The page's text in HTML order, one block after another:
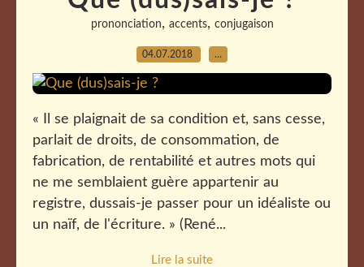
prononciation, accents, conjugaison
04.07.2018 …
« Il se plaignait de sa condition et, sans cesse,
parlait de droits, de consommation, de
fabrication, de rentabilité et autres mots qui
ne me semblaient guère appartenir au
registre, dussais-je passer pour un idéaliste ou
un naïf, de l'écriture. » (René...
Lire la suite